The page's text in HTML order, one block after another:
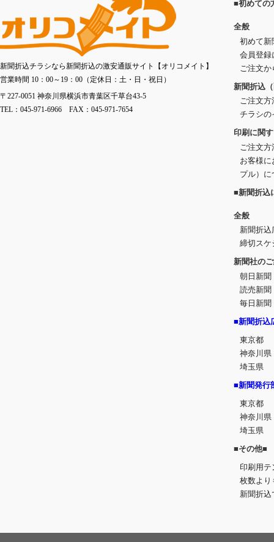
新聞折込チラシなら新聞折込の激安通販サイト【オリコメイト】
営業時間 10：00～19：00（定休日：土・日・祝日）
〒227-0051 神奈川県横浜市青葉区千草台43-5
TEL：045-971-6966 FAX：045-971-7654
■初めての
全般
初めて新
会員登録
ご注文
新聞折込
ご注文方
チラシの
印刷に関
ご注文
お客様
プル）に
■新聞折込
全般
新聞折込
締切スケ
新聞社の
朝日新聞
読売新聞
毎日新聞
■新聞折込
東京都
神奈川県
埼玉県
■新聞発行
東京都
神奈川県
埼玉県
■その他■
印刷用テ
枚数より
新聞折込